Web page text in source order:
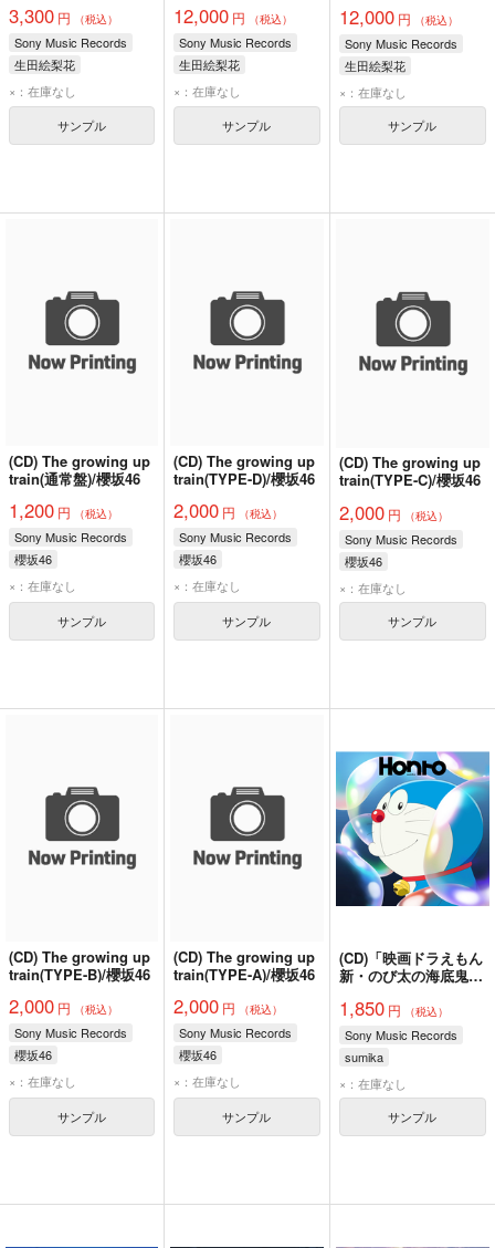
3,300 円 （税込）
Sony Music Records
生田絵梨花
×：在庫なし
サンプル
12,000 円 （税込）
Sony Music Records
生田絵梨花
×：在庫なし
サンプル
12,000円 （税込）
Sony Music Records
生田絵梨花
×：在庫なし
サンプル
(CD) The growing up
train(通常盤)/櫻坂46
1,200 円 （税込）
Sony Music Records
櫻坂46
×：在庫なし
サンプル
(CD) The growing up
train(TYPE-D)/櫻坂46
2,000 円 （税込）
Sony Music Records
櫻坂46
×：在庫なし
サンプル
(CD) The growing up
train(TYPE-C)/櫻坂46
2,000円 （税込）
Sony Music Records
櫻坂46
×：在庫なし
サンプル
(CD) The growing up
train(TYPE-B)/櫻坂46
2,000 円 （税込）
Sony Music Records
櫻坂46
×：在庫なし
サンプル
(CD) The growing up
train(TYPE-A)/櫻坂46
2,000 円 （税込）
Sony Music Records
櫻坂46
×：在庫なし
サンプル
(CD)「映画ドラえもん
新・のび太の海底鬼岩
全生産限定盤)/sumika
1,850円 （税込）
Sony Music Records
sumika
×：在庫なし
サンプル